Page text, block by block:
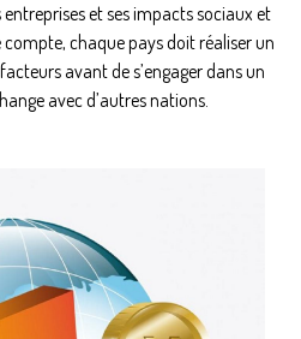
et ses impacts sociaux et
chaque pays doit réaliser un
avant de s’engager dans un
avec d’autres nations.